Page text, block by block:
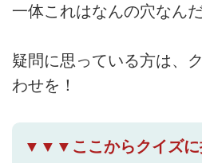
一体これはなんの穴なん
疑問に思っている方は、
わせを！
▼▼▼ここからクイズ